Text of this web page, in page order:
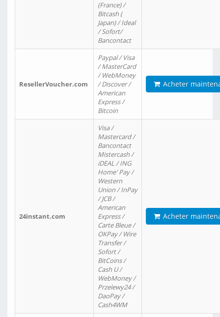
(France) /
Bitcash (
Japan) / Ideal
/ Sofort/
Bancontact
ResellerVoucher.com
Paypal / Visa
/ MasterCard
/ WebMoney
/ Discover /
American
Express /
Bitcoin
Acheter
24instant.com
Visa /
Mastercard /
Bancontact
Mistercash /
iDEAL / ING
Home' Pay /
Western
Union / InPay
/ JCB /
American
Express /
Carte Bleue /
OKPay / Wire
Transfer /
Sofort /
BitCoins /
Cash U /
WebMoney /
Przelewy24 /
DaoPay /
Cash4WM
Acheter